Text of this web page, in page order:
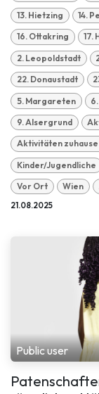
13. Hietzing 14.
16. Ottakring 17.
2. Leopoldstadt
22. Donaustadt
5. Margareten
9. Alsergrund
Aktivitäten
Kinder/Jugendliche
Vor Ort Wien
21.08.2025
Public user